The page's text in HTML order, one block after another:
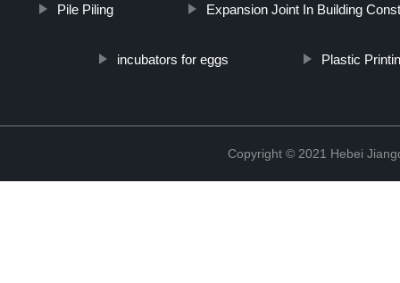
Pile Piling Expansion Joint In Building
incubators for eggs Plastic
Copyright © 2021 Hebei